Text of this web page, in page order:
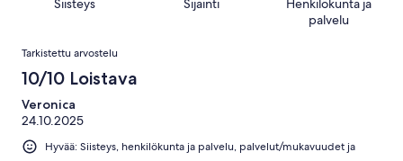
arvostelua
palvelu
Arvostelut
Tarkistettu arvostelu
10/10 Loistava
Veronica
24.10.2025
Hyvää: Siisteys, henkilökunta ja palvelu, palvelut/mukavuudet ja